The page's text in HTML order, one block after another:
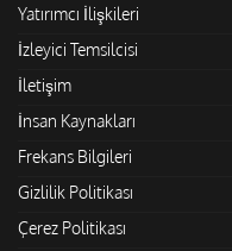
Yatırımcı İlişkileri
İzleyici Temsilcisi
İletişim
İnsan Kaynakları
Frekans Bilgileri
Gizlilik Politikası
Çerez Politikası